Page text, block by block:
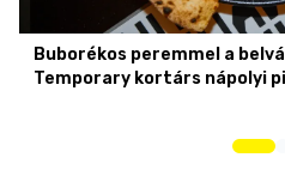
Buborékos peremmel a
Temporary kortárs nápolyi